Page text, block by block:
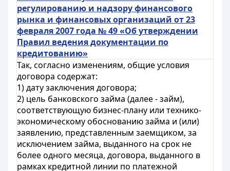
регулированию и надзору финансового
рынка и финансовых организаций от 23
февраля 2007 года № 49 «Об утверждении
Правил ведения документации по
кредитованию»
Так, согласно изменениям, общие условия
договора содержат:
1) дату заключения договора;
2) цель банковского займа (далее - займ),
соответствующую бизнес-плану или технико-
экономическому обоснованию займа и (или)
заявлению, представленным заемщиком, за
исключением займа, выданного на срок не
более одного месяца, договора, выданного в
рамках кредитной линии по платежной